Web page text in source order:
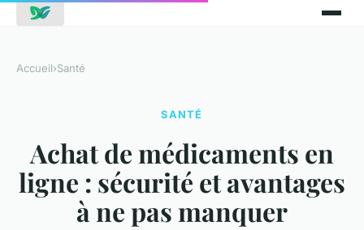
Accueil›Santé
SANTÉ
Achat de médicaments en
ligne : sécurité et avantages
à ne pas manquer